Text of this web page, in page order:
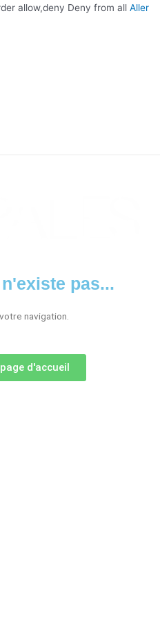
allow,deny Deny from all Aller
pas...
navigation.
d'accueil